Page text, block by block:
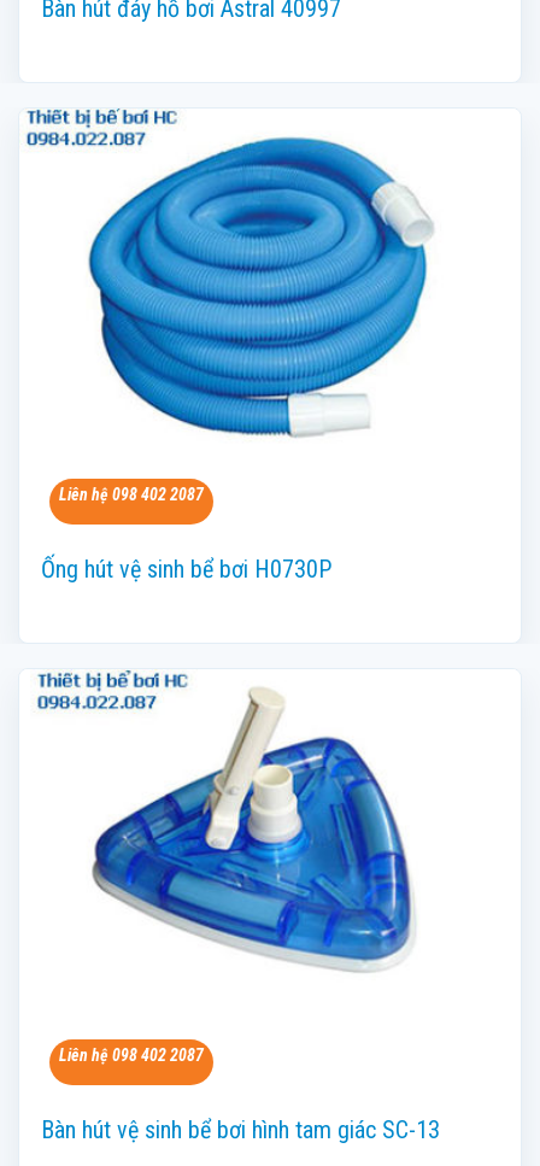
Bàn hút đáy hồ bơi Astral 40997
Liên hệ 098 402 2087
Ống hút vệ sinh bể bơi H0730P
Liên hệ 098 402 2087
Bàn hút vệ sinh bể bơi hình tam giác SC-13